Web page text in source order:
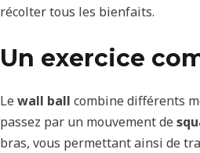
récolter tous les bienfaits.
Un exercice
Le wall ball combine différents
passez par un mouvement de
bras, vous permettant ainsi de